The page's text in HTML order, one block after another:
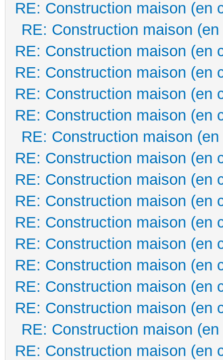
RE: Construction maison (en
RE: Construction maison
RE: Construction maison (en
RE: Construction maison (en
RE: Construction maison (en
RE: Construction maison (en
RE: Construction maison
RE: Construction maison (en
RE: Construction maison (en
RE: Construction maison (en
RE: Construction maison (en
RE: Construction maison (en
RE: Construction maison (en
RE: Construction maison (en
RE: Construction maison (en
RE: Construction maison
RE: Construction maison (en